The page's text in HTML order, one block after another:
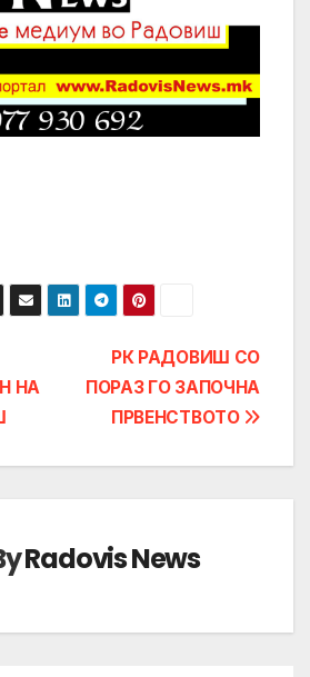
РК РАДОВИШ СО
ПОРАЗ ГО ЗАПОЧНА
ПРВЕНСТВОТО
НА
Radovis News